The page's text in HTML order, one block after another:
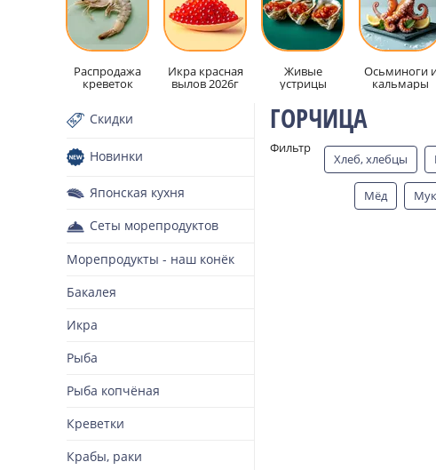
Распродажа
креветок
Икра красная
вылов 2026г
Живые
устрицы
Осьминоги
кальмары
ГОРЧИЦА
Фильтр
Хлеб, хлебцы
Мёд
Скидки
Новинки
Японская кухня
Сеты морепродуктов
Морепродукты - наш конёк
Бакалея
Икра
Рыба
Рыба копчёная
Креветки
Крабы, раки